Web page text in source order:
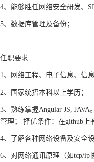
4、能够胜任网络安全研发、
5、数据库管理及备份；
任职要求:
1、网络工程、电子信息、信
2、国家统招本科以上学历；
3、熟练掌握Angular JS, JAVA
管理； 择优条件：在github
4、了解各种网络设备及安全
6、对网络通讯原理（如tcp/ip